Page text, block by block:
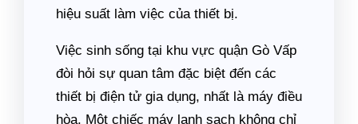
hiệu suất làm việc của thiết bị.
Việc sinh sống tại khu vực quận Gò Vấp
đòi hỏi sự quan tâm đặc biệt đến các
thiết bị điện tử gia dụng, nhất là máy điều
hòa. Một chiếc máy lạnh sạch không chỉ